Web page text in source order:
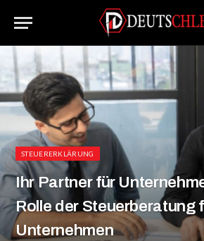
STEUERERKLÄRUNG
Ihr Partner für
Rolle der Steuerberatung
Unternehmen